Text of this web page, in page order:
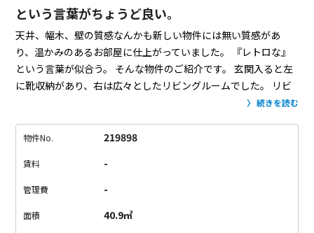
という言葉がちょうど良い。
天井、幅木、壁の質感なんかも新しい物件には無い質感があ
り、温かみのあるお部屋に仕上がっていました。
『レトロな』
という言葉が似合う。
そんな物件のご紹介です。
玄関入ると左
に靴収納があり、右は広々としたリビングルームでした。
リビ
ングルームは広々として二面採光のため、日当たりもよかった
のキッチンがあり、使い勝手の良いサイズ感でした。
を置いても良さそうですね。良い雰囲気にして過ごしたいで
す。）奥の窓は大きく、光を存分に取り込める仕様になってい
なくゆったりとした時間が流れていました。
続きを読む
物件No. 219898
賃料 -
管理費 -
面積 40.9㎡